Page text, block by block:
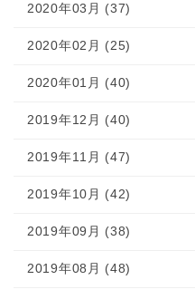
2020年03月 (37)
2020年02月 (25)
2020年01月 (40)
2019年12月 (40)
2019年11月 (47)
2019年10月 (42)
2019年09月 (38)
2019年08月 (48)